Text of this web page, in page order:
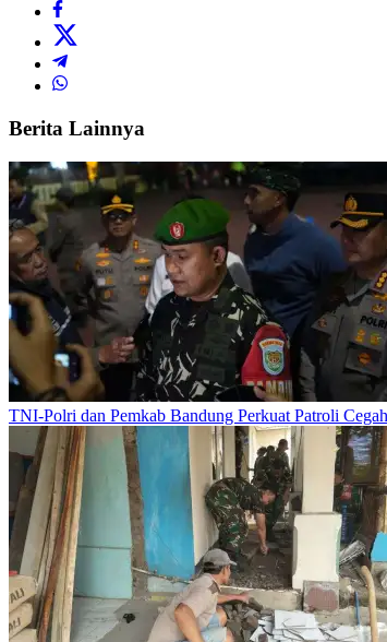
Berita Lainnya
TNI-Polri dan Pemkab Bandung Perkuat Patroli